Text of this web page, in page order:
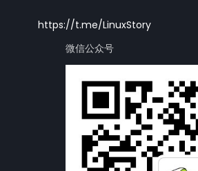
https://t.me/LinuxStory
微信公众号